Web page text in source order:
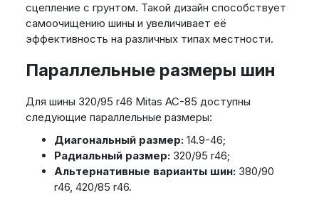
сцепление с грунтом. Такой дизайн способствует
самоочищению шины и увеличивает её
эффективность на различных типах местности.
Параллельные размеры шин
Для шины 320/95 r46 Mitas AC-85 доступны
следующие параллельные размеры:
Диагональный размер:14.9-46;
Радиальный размер:320/95 r46;
Альтернативные варианты шин:380/90
r46, 420/85 r46.